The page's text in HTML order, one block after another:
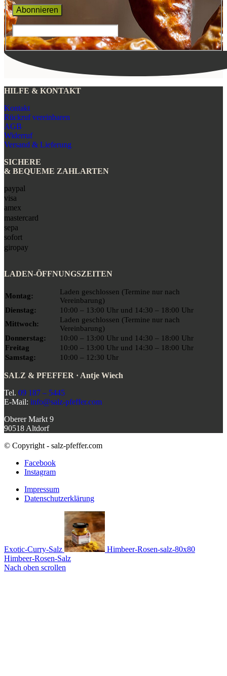
HILFE & KONTAKT
Kontakt
Rückruf vereinbaren
AGB
Widerruf
Versand & Lieferung
SICHERE
& BEQUEME ZAHLARTEN
LADEN-ÖFFNUNGSZEITEN
Montag:
Laden geschlossen (Termine nur nach
Vereinbarung)
Dienstag:
10:00 – 13:00 Uhr und 14:30 – 18:00 Uhr
Mittwoch:
Laden geschlossen (Termine nur nach
Vereinbarung)
Donnerstag:
10:00 – 13:00 Uhr und 14:30 – 18:00 Uhr
Freitag
10:00 – 13:00 Uhr und 14:30 – 18:00 Uhr
Samstag:
10:00 – 12:30 Uhr
SALZ & PFEFFER · Antje Wiech
Tel. 09 187 – 5445
E-Mail: info@salz-pfeffer.com
Oberer Markt 9
90518 Altdorf
© Copyright - salz-pfeffer.com
Facebook
Instagram
Impressum
Datenschutzerklärung
Exotic-Curry-Salz
Himbeer-Rosen-Salz
Nach oben scrollen